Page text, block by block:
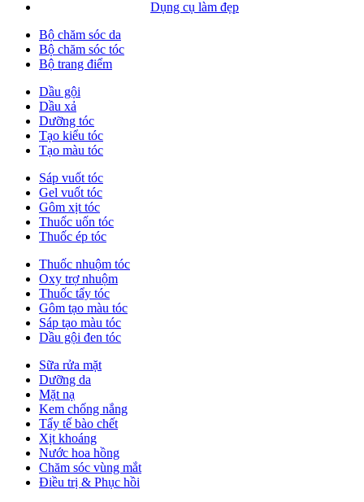
Dụng cụ làm đẹp
Bộ chăm sóc da
Bộ chăm sóc tóc
Bộ trang điểm
Dầu gội
Dầu xả
Dưỡng tóc
Tạo kiểu tóc
Tạo màu tóc
Sáp vuốt tóc
Gel vuốt tóc
Gôm xịt tóc
Thuốc uốn tóc
Thuốc ép tóc
Thuốc nhuộm tóc
Oxy trợ nhuộm
Thuốc tẩy tóc
Gôm tạo màu tóc
Sáp tạo màu tóc
Dầu gội đen tóc
Sữa rửa mặt
Dưỡng da
Mặt nạ
Kem chống nắng
Tẩy tế bào chết
Xịt khoáng
Nước hoa hồng
Chăm sóc vùng mắt
Điều trị & Phục hồi